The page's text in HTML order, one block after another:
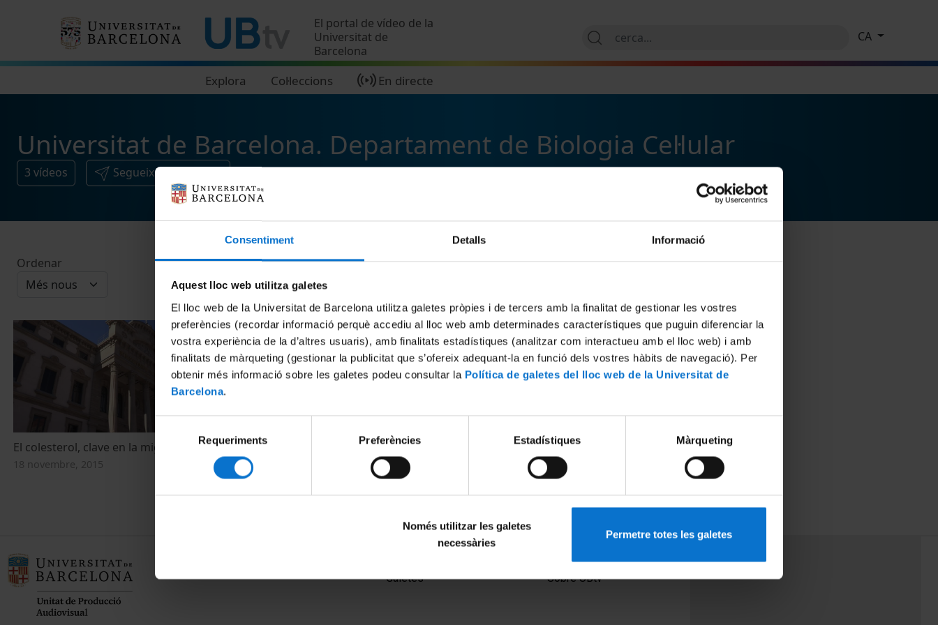
Consentiment Detalls Informació
Aquest lloc web utilitza galetes
El lloc web de la Universitat de Barcelona utilitza galetes pròpies i de tercers amb la finalitat de gestionar les vostres
preferències (recordar informació perquè accediu al lloc web amb determinades característiques que puguin diferenciar la
vostra experiència de la d’altres usuaris), amb finalitats estadístiques (analitzar com interactueu amb el lloc web) i amb
finalitats de màrqueting (gestionar la publicitat que s’ofereix adequant-la en funció dels vostres hàbits de navegació). Per
obtenir més informació sobre les galetes podeu consultar la Política de galetes del lloc web de la Universitat de
Barcelona.
consentiment
Requeriments Preferències Estadístiques Màrqueting
Només utilitzar les galetes
necessàries
Permetre totes les galetes
El portal de vídeo de la
Universitat de
Barcelona
Explora Col·leccions En directe
CA
Universitat de Barcelona. Departament de Biologia Cel·lular
3 vídeos Segueix i comparteix
Ordenar
El colesterol, clave en la migración celular
18 novembre, 2015
El colesterol, clau en la migració cel·lular
5 novembre, 2015
Descobriment d'una nova familia de
proteïnes mitocondrials (IRB)
12 novembre, 2012
Galetes
Sobre UBtv